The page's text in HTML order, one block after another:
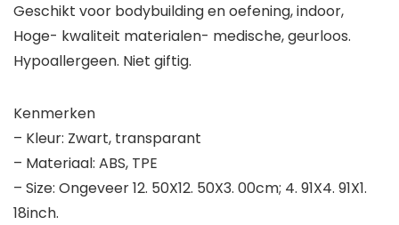
Geschikt voor bodybuilding en oefening, indoor,
Hoge- kwaliteit materialen- medische, geurloos.
Hypoallergeen. Niet giftig.
Kenmerken
– Kleur: Zwart, transparant
– Materiaal: ABS, TPE
– Size: Ongeveer 12. 50X12. 50X3. 00cm; 4. 91X4. 91X1.
18inch.